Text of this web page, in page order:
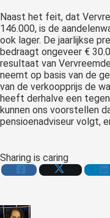
Naast het feit, dat
146.000, is de
ook lager. De jaarlijkse
bedraagt ongeveer €
resultaat van
neemt op basis van de
van de verkoopprijs de
heeft derhalve een
kunnen ons voorstellen
pensioenadviseur volgt,
Sharing is caring